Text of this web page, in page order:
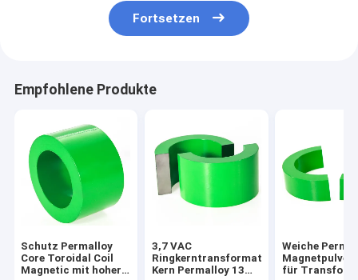
Fortsetzen
Empfohlene Produkte
Schutz Permalloy
Core Toroidal Coil
Magnetic mit hoher
3,7 VAC
Ringkerntransformator
Kern Permalloy 13
Weiche
für